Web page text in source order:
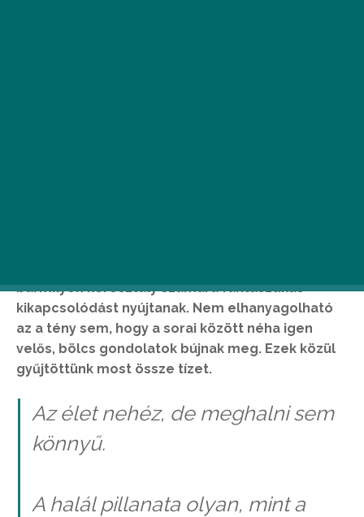
bármilyen korosztály számára fantasztikus
kikapcsolódást nyújtanak. Nem elhanyagolható
az a tény sem, hogy a sorai között néha igen
velős, bölcs gondolatok bújnak meg. Ezek közül
gyűjtöttünk most össze tízet.
Az élet nehéz, de meghalni sem
könnyű.
A halál pillanata olyan, mint a